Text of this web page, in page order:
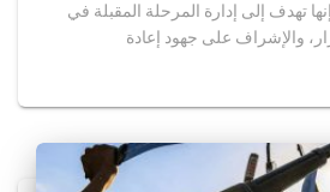
تهدف إلى إدارة المرحلة المقبلة في
والإشراف على جهود إعادة